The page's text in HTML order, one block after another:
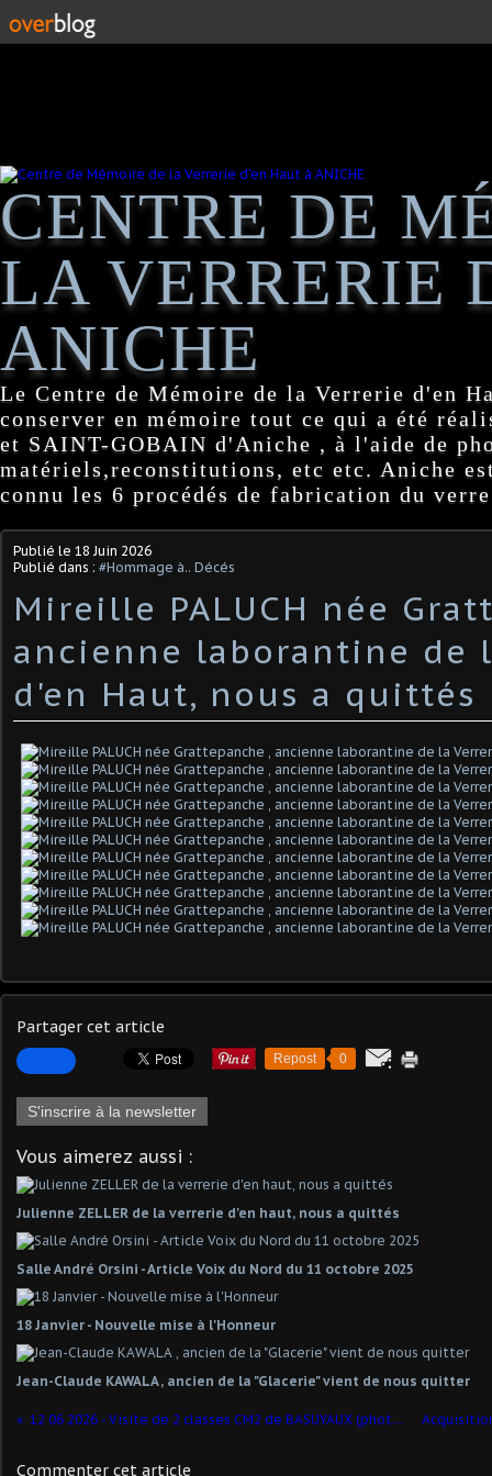
CENTRE DE
LA VERRERIE
ANICHE
Le Centre de Mémoire de la Verrerie d'en
conserver en mémoire tout ce qui a été
et SAINT-GOBAIN d'Aniche , à l'aide de
matériels,reconstitutions, etc etc. Aniche
connu les 6 procédés de fabrication du
Publié le 18 Juin 2026
Publié dans : #Hommage à.. Décés
Mireille PALUCH née
ancienne laborantine de
d'en Haut, nous a quittés
Partager cet article
Repost 0
S'inscrire à la newsletter
Vous aimerez aussi :
Julienne ZELLER de la verrerie d'en haut, nous a quittés
Salle André Orsini - Article Voix du Nord du 11 octobre 2025
18 Janvier - Nouvelle mise à l'Honneur
Jean-Claude KAWALA , ancien de la "Glacerie" vient de nous quitter
12 06 2026 - Visite de 2 classes CM2 de BASUYAUX (photos interdites) 50 élèves
Commenter cet article